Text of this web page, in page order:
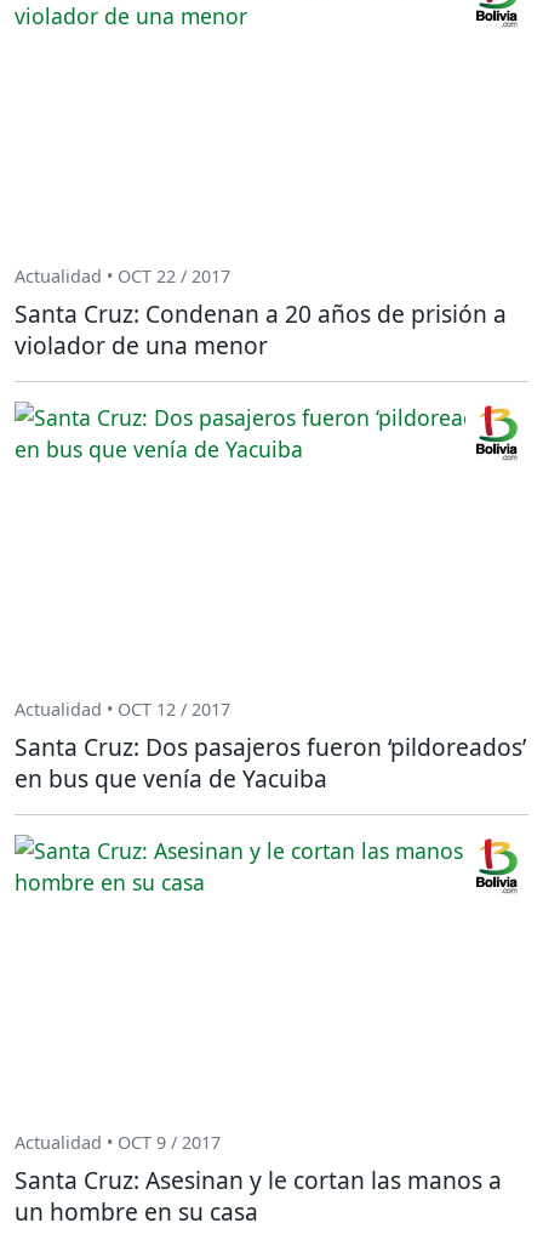
Actualidad • OCT 22 / 2017
Santa Cruz: Condenan a 20 años de prisión a
violador de una menor
Actualidad • OCT 12 / 2017
Santa Cruz: Dos pasajeros fueron ‘pildoreados’
en bus que venía de Yacuiba
Actualidad • OCT 9 / 2017
Santa Cruz: Asesinan y le cortan las manos a
un hombre en su casa